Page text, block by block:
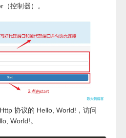
控制器）。
协议的 Hello, World!，访问
World!。